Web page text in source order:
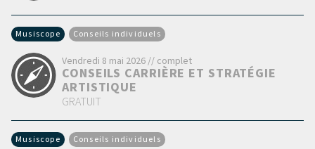
Musiscope Conseils individuels
Vendredi 8 mai 2026 // complet
CONSEILS CARRIÈRE ET STRATÉGIE
ARTISTIQUE
GRATUIT
Musiscope Conseils individuels